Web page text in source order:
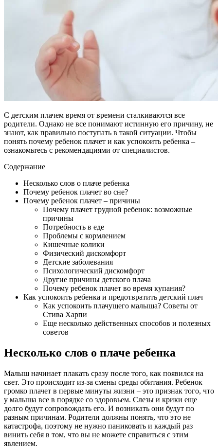
С детским плачем время от времени сталкиваются все
родители. Однако не все понимают истинную его причину, не
знают, как правильно поступать в такой ситуации. Чтобы
понять почему ребенок плачет и как успокоить ребенка –
ознакомьтесь с рекомендациями от специалистов.
Содержание
Несколько слов о плаче ребенка
Почему ребенок плачет во сне?
Почему ребенок плачет – причины
Почему плачет грудной ребенок: возможные
причины
Потребность в еде
Проблемы с кормлением
Кишечные колики
Физический дискомфорт
Детские заболевания
Психологический дискомфорт
Другие причины детского плача
Почему ребенок плачет во время купания?
Как успокоить ребенка и предотвратить детский плач
Как успокоить плачущего малыша? Советы от
Стива Харпи
Еще несколько действенных способов и полезных
советов
Несколько слов о плаче ребенка
Малыш начинает плакать сразу после того, как появился на
свет. Это происходит из-за смены среды обитания. Ребенок
громко плачет в первые минуты жизни – это признак того, что
у малыша все в порядке со здоровьем. Слезы и крики еще
долго будут сопровождать его. И возникать они будут по
разным причинам. Родители должны понять, что это не
катастрофа, поэтому не нужно паниковать и каждый раз
винить себя в том, что вы не можете справиться с этим
явлением.